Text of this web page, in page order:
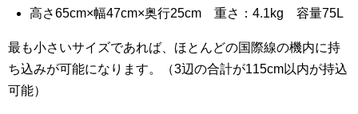
高さ65cm×幅47cm×奥行25cm 重さ：4.1kg 容量75L
最も小さいサイズであれば、ほとんどの国際線の機内に持
ち込みが可能になります。（3辺の合計が115cm以内が持込
可能）